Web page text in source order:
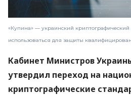
«Купина» — украинский криптографический
использоваться для защиты
Кабинет Министров
утвердил переход на
криптографические